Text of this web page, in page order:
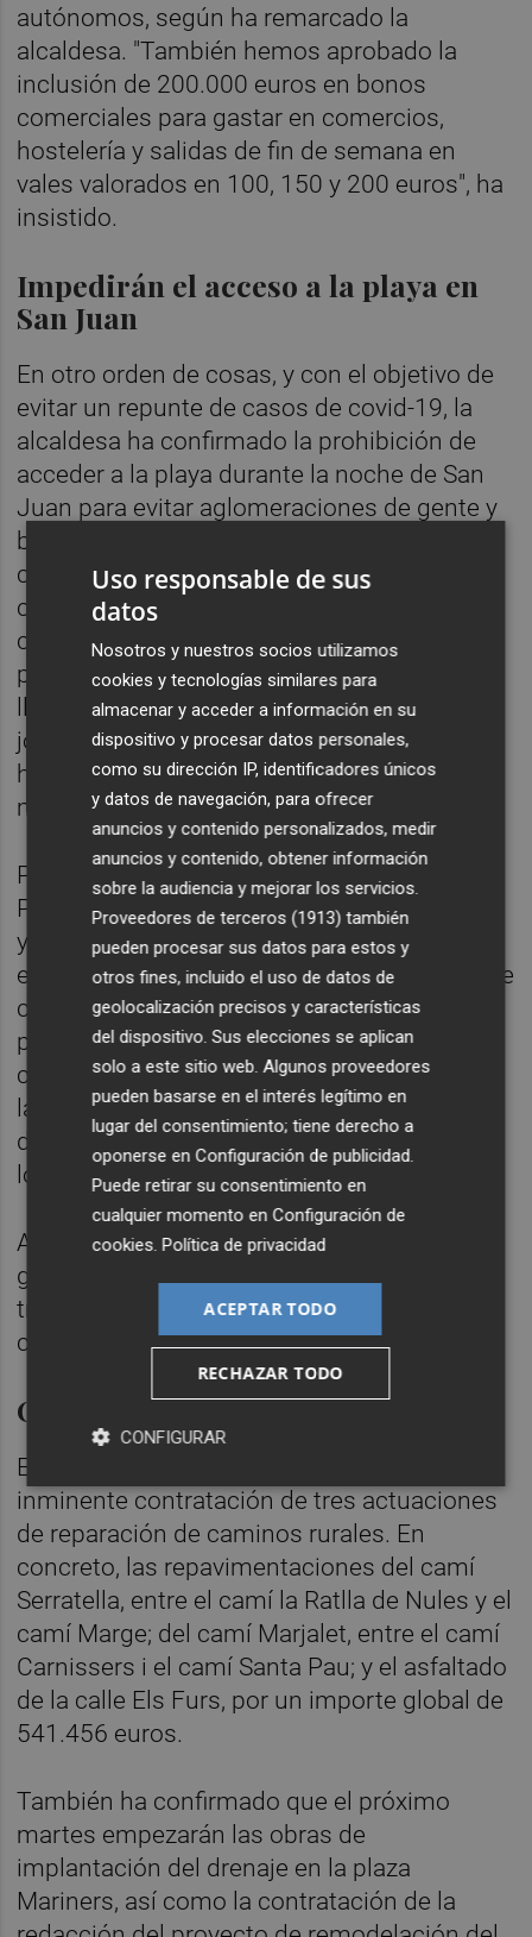
autónomos, según ha remarcado la
alcaldesa. "También hemos aprobado la
inclusión de 200.000 euros en bonos
comerciales para gastar en comercios,
hostelería y salidas de fin de semana en
vales valorados en 100, 150 y 200 euros", ha
insistido.
Impedirán el acceso a la playa en
San Juan
En otro orden de cosas, y con el objetivo de
evitar un repunte de casos de covid-19, la
alcaldesa ha confirmado la prohibición de
acceder a la playa durante la noche de San
Juan para evitar aglomeraciones de gente y
botellones. Según Safont, la medida cuenta
con el respaldo de los titulares de los
chiringuitos. "Queremos que la fiesta se
celebre de una manera más civilizada y
priorizando siempre la seguridad. Hago un
llamamiento a la responsabilidad de los
jóvenes porque hace dos fines de semana
hubo muchas atenciones sanitarias a
menores", ha advertido.
Para reforzar la seguridad, agentes de la
Policía Local tendrán presencia permanente
y diaria este verano en la playa de Burriana
entre las 11.00 y las 19.00 horas. Además, se
contratará a 13 auxiliares informativos de
playa, todos ellos menores de 30 años, para
controlar el aforo, vigilar el cumplimiento de
las medidas preventivas contra la covid-19 y
divulgar información turística sobre la
localidad.
Además, se adecuará la playa a diario
gracias a la nueva cribadora y al segundo
tractor recientemente adquirido por el
consistorio.
Obras en caminos rurales
En materia de obras, Safont ha anunciado la
inminente contratación de tres actuaciones
de reparación de caminos rurales. En
concreto, las repavimentaciones del camí
Serratella, entre el camí la Ratlla de Nules y el
camí Marge; del camí Marjalet, entre el camí
Carnissers i el camí Santa Pau; y el asfaltado
de la calle Els Furs, por un importe global de
541.456 euros.
También ha confirmado que el próximo
martes empezarán las obras de
implantación del drenaje en la plaza
Mariners, así como la contratación de la
Uso responsable de sus
datos
Nosotros y nuestros socios utilizamos
cookies y tecnologías similares para
almacenar y acceder a información en su
dispositivo y procesar datos personales,
como su dirección IP, identificadores únicos
y datos de navegación, para ofrecer
anuncios y contenido personalizados, medir
anuncios y contenido, obtener información
sobre la audiencia y mejorar los servicios.
Proveedores de terceros (1913) también
pueden procesar sus datos para estos y
otros fines, incluido el uso de datos de
geolocalización precisos y características
del dispositivo. Sus elecciones se aplican
solo a este sitio web. Algunos proveedores
pueden basarse en el interés legítimo en
lugar del consentimiento; tiene derecho a
oponerse enConfiguración de publicidad.
Puede retirar su consentimiento en
cualquier momento enConfiguración de
cookies.Política de privacidad
ACEPTAR TODO
RECHAZAR TODO
CONFIGURAR